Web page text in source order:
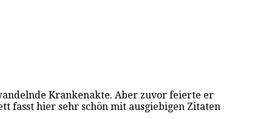
Krankenakte. Aber zuvor feierte er
fasst hier sehr schön mit ausgiebigen Zitaten